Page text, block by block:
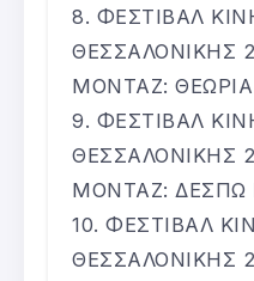
ΦΕΣΤΙΒΑΛ
ΘΕΣΣΑΛΟΝΙΚΗΣ
ΜΟΝΤΑΖ:
ΦΕΣΤΙΒΑΛ
ΘΕΣΣΑΛΟΝΙΚΗΣ
ΜΟΝΤΑΖ: ΔΕΣΠΩ
ΦΕΣΤΙΒΑΛ
ΘΕΣΣΑΛΟΝΙΚΗΣ